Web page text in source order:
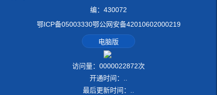
编：430072
鄂ICP备05003330鄂公网安备42010602000219
电脑版
访问量： 0000022872次
开通时间： ..
最后更新时间： ..